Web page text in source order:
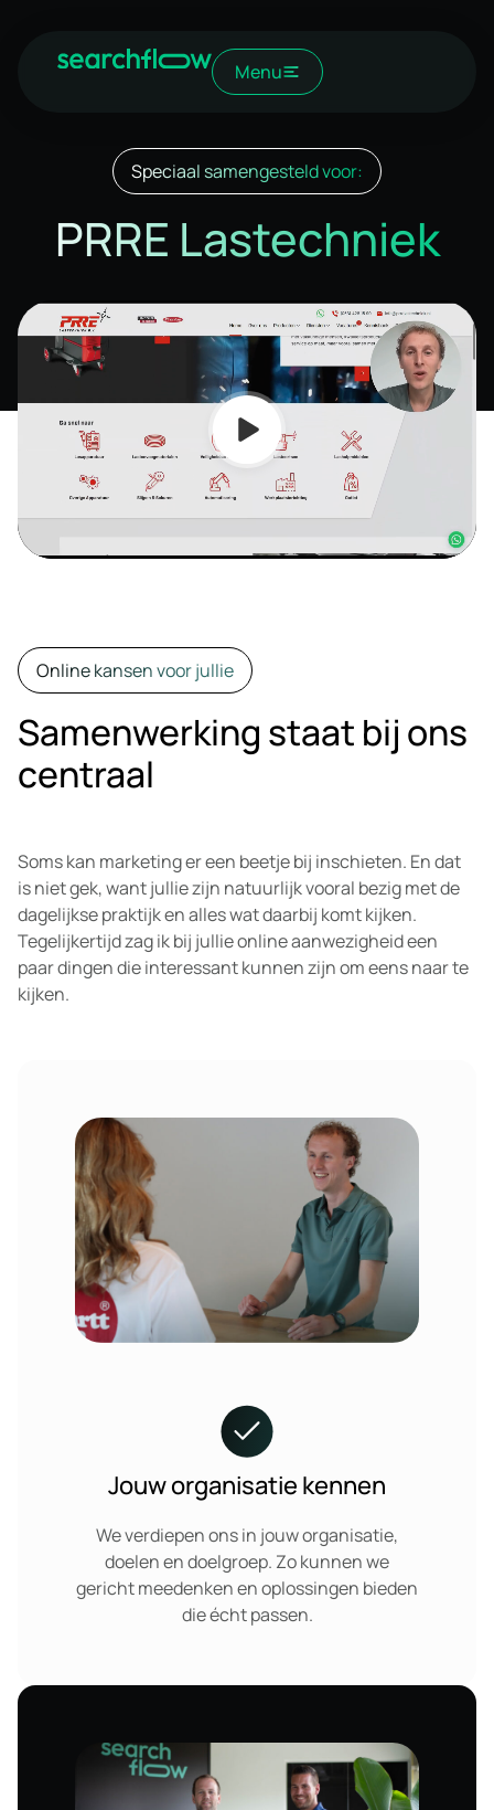
Menu
Speciaal samengesteld voor:
PRRE Lastechniek
Online kansen voor jullie
Samenwerking staat bij ons
centraal
Soms kan marketing er een beetje bij inschieten. En dat
is niet gek, want jullie zijn natuurlijk vooral bezig met de
dagelijkse praktijk en alles wat daarbij komt kijken.
Tegelijkertijd zag ik bij jullie online aanwezigheid een
paar dingen die interessant kunnen zijn om eens naar te
kijken.
Jouw organisatie kennen
We verdiepen ons in jouw organisatie,
doelen en doelgroep. Zo kunnen we
gericht meedenken en oplossingen bieden
die écht passen.